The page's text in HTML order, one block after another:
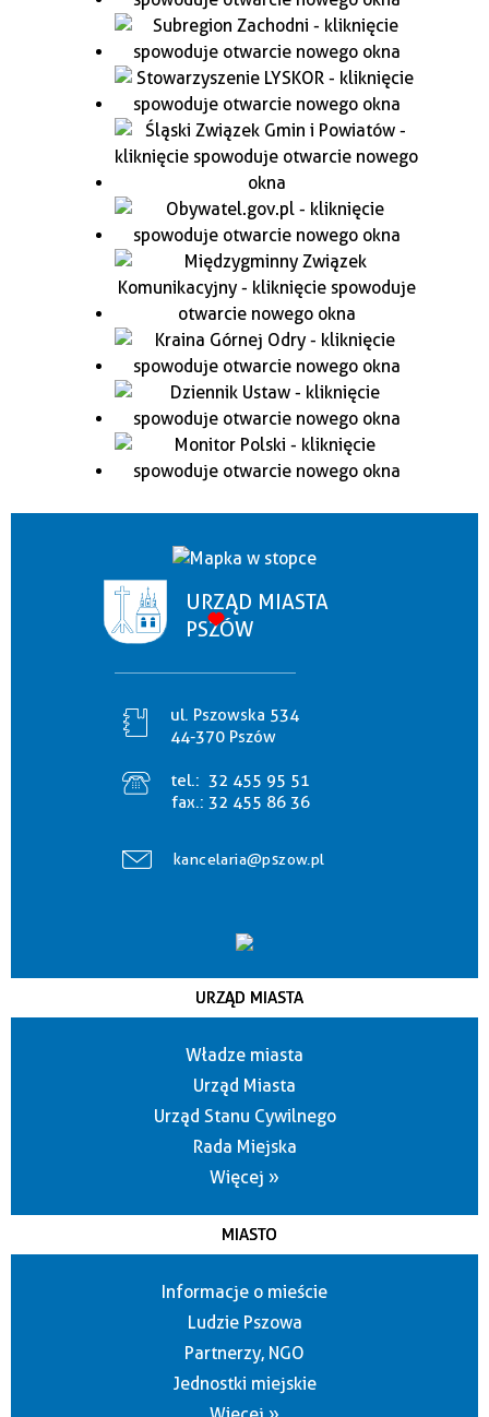
URZĄD MIASTA
PSZÓW
ul. Pszowska 534
44-370 Pszów
tel.: 32 455 95 51
fax.: 32 455 86 36
kancelaria@pszow.pl
URZĄD MIASTA
Władze miasta
Urząd Miasta
Urząd Stanu Cywilnego
Rada Miejska
Więcej »
MIASTO
Informacje o mieście
Ludzie Pszowa
Partnerzy, NGO
Jednostki miejskie